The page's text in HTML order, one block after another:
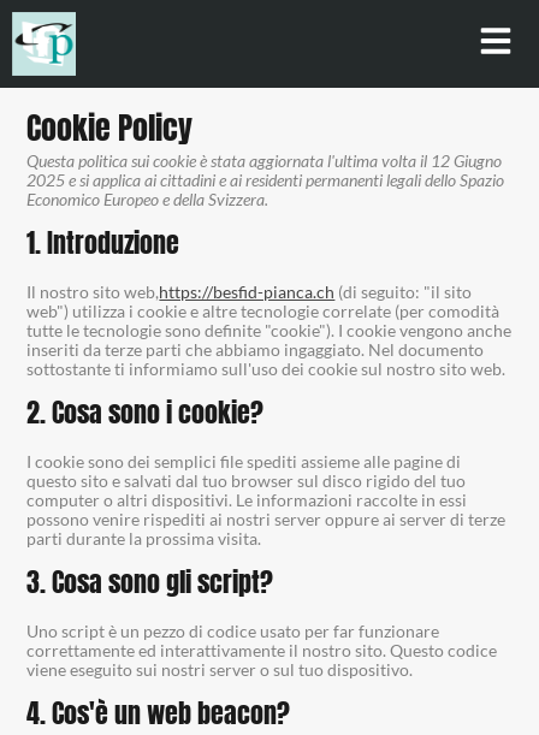
Cookie Policy
Questa politica sui cookie è stata aggiornata l'ultima volta il 12 Giugno
2025 e si applica ai cittadini e ai residenti permanenti legali dello Spazio
Economico Europeo e della Svizzera.
1. Introduzione
Il nostro sito web,https://besfid-pianca.ch (di seguito: "il sito
web") utilizza i cookie e altre tecnologie correlate (per comodità
tutte le tecnologie sono definite "cookie"). I cookie vengono anche
inseriti da terze parti che abbiamo ingaggiato. Nel documento
sottostante ti informiamo sull'uso dei cookie sul nostro sito web.
2. Cosa sono i cookie?
I cookie sono dei semplici file spediti assieme alle pagine di
questo sito e salvati dal tuo browser sul disco rigido del tuo
computer o altri dispositivi. Le informazioni raccolte in essi
possono venire rispediti ai nostri server oppure ai server di terze
parti durante la prossima visita.
3. Cosa sono gli script?
Uno script è un pezzo di codice usato per far funzionare
correttamente ed interattivamente il nostro sito. Questo codice
viene eseguito sui nostri server o sul tuo dispositivo.
4. Cos'è un web beacon?